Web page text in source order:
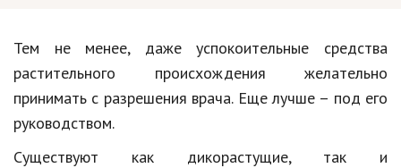
Животные
Еда и напитки
Праздники и подарки
Кинематограф
Тем не менее, даже успокоительные средства
растительного происхождения желательно
принимать с разрешения врача. Еще лучше – под его
руководством.
Существуют как дикорастущие, так и